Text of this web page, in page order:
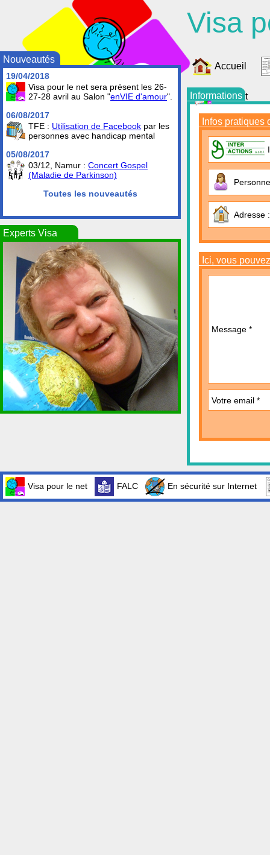
Visa
Nouveautés
19/04/2018
Visa pour le net sera présent les 26-
27-28 avril au Salon "enVIE d'amour".
06/08/2017
TFE : Utilisation de Facebook par les
personnes avec handicap mental
05/08/2017
03/12, Namur : Concert Gospel
(Maladie de Parkinson)
Toutes les nouveautés
Experts Visa
Accueil
Contact
Informations
Infos pratiques
Adresse
Ici, vous
Message *
Votre email *
Visa pour le net FALC En sécurité sur Internet